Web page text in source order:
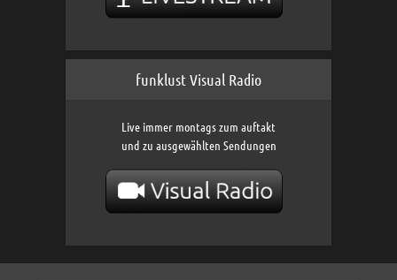
funklust Visual Radio
Live immer montags zum auftakt
und zu ausgewählten Sendungen